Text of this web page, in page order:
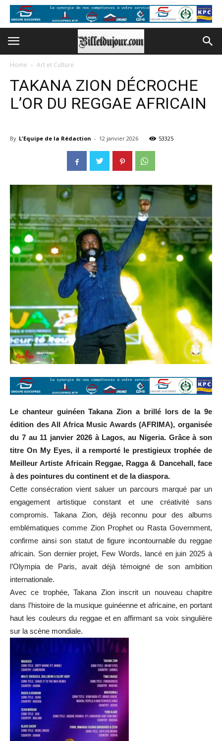
Home Art et Culture
TAKANA ZION DÉCROCHE
L’OR DU REGGAE AFRICAIN
By L'Equipe de la Rédaction - 12 janvier 2026 53325
Le chanteur guinéen Takana Zion a brillé lors de la 9e
édition des All Africa Music Awards (AFRIMA), organisée
du 7 au 11 janvier 2026 à Lagos, au Nigeria. Grâce à son
titre On My Eyes, il a remporté le prestigieux trophée de
Meilleur Artiste Africain Reggae, Ragga & Dancehall, face
à des pointures du continent et de la diaspora.
Cette consécration vient saluer un parcours marqué par un
engagement artistique constant et une créativité sans
compromis. Takana Zion, déjà reconnu pour des albums
emblématiques comme Zion Prophet ou Rasta Government,
confirme ainsi son statut de figure incontournable du reggae
africain. Son dernier projet, Few Words, lancé en juin 2025 à
l’Olympia de Paris, avait déjà témoigné de son ambition
internationale.
Avec ce trophée, Takana Zion inscrit un nouveau chapitre
dans l’histoire de la musique guinéenne et africaine, en portant
haut les couleurs du reggae et en affirmant sa voix singulière
sur la scène mondiale.